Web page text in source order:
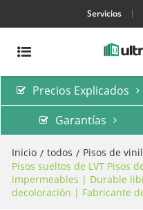
Servicios
Precios Explicados
Garantías
Inicio / todos / Pisos de
Pisos sueltos de LVT Pisos
impermeables | Durable
decoloración | Fabricante